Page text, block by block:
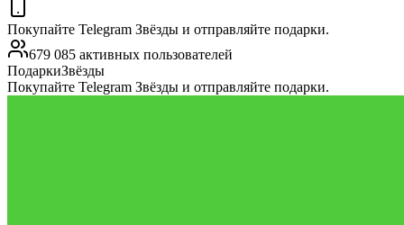
Покупайте Telegram Звёзды и отправляйте подарки.
679 085 активных пользователей
ПодаркиЗвёзды
Покупайте Telegram Звёзды и отправляйте подарки.